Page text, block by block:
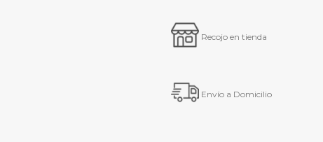
Recojo en tienda
Envío a Domicilio